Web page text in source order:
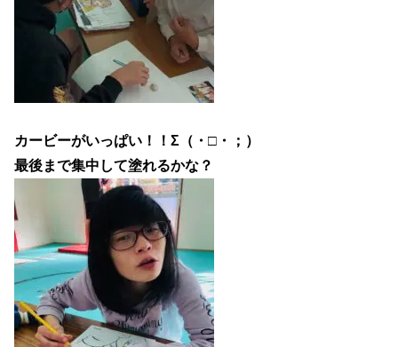
カービーがいっぱい！！Σ（・□・；）
最後まで集中して塗れるかな？